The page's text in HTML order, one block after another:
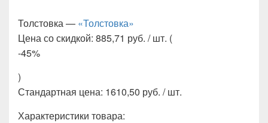
Толстовка — «Толстовка»
Цена со скидкой: 885,71 руб. / шт. (
-45%
)
Стандартная цена: 1610,50 руб. / шт.
Характеристики товара: